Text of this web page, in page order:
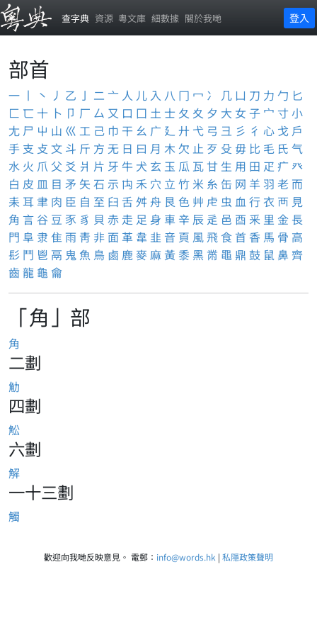
查字典 資源 粵文庫 細數據 關於我哋 登入
部首
一 丨 丶 丿 乙 亅 二 亠 人 儿 入 八 冂 冖 冫 几 凵 刀 力 勹 匕
匚 匸 十 卜 卩 厂 厶 又 口 囗 土 士 夂 夊 夕 大 女 子 宀 寸小
尢 尸 屮 山 巛 工 己 巾 干 幺 广 廴廾 弋 弓 彐 彡 彳 心 戈 戶
手 支 攴 文 斗 斤 方 无 日 曰 月 木欠 止 歹 殳 毋 比 毛 氏 气
水 火 爪 父 爻 爿 片 牙 牛 犬 玄 玉 瓜 瓦甘 生 用 田 疋 疒 癶
白 皮 皿 目 矛 矢 石 示 禸 禾 穴 立 竹米 糸 缶 网 羊 羽 老 而
耒 耳 聿 肉 臣 自 至 臼 舌舛舟 艮 色 艸 虍 虫 血行衣 襾 見
角 言 谷 豆 豕 豸 貝 赤 走 足 身 車 辛 辰 辵 邑 酉 釆 里 金 長
門 阜 隶 隹雨 靑 非 面 革 韋 韭 音 頁 風飛食首 香 馬 骨 高
髟 鬥 鬯 鬲 鬼 魚 鳥 鹵 鹿麥麻 黃 黍 黑 黹 黽鼎 鼓 鼠 鼻 齊
齒龍 龜 龠
「角」部
角
二劃
觔
四劃
䚗
六劃
解
一十三劃
觸
歡迎向我哋反映意見。 電郵： info@words.hk | 私隱政策聲明